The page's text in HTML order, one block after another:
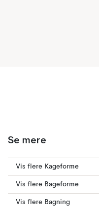
Se mere
Vis flere Kageforme
Vis flere Bageforme
Vis flere Bagning